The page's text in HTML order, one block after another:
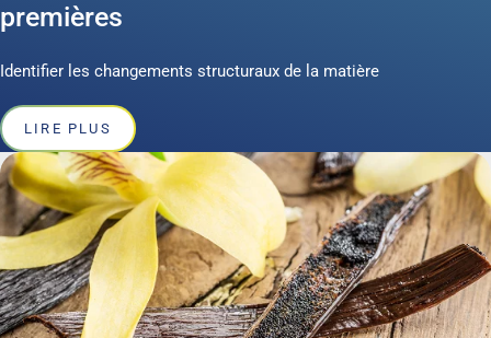
premières
Identifier les changements structuraux de la matière
LIRE PLUS